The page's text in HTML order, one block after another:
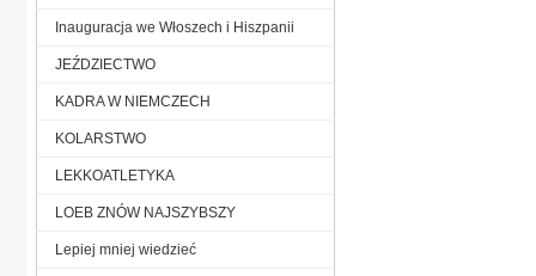
Inauguracja we Włoszech i Hiszpanii
JEŹDZIECTWO
KADRA W NIEMCZECH
KOLARSTWO
LEKKOATLETYKA
LOEB ZNÓW NAJSZYBSZY
Lepiej mniej wiedzieć